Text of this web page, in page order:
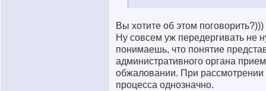
Вы хотите об этом поговорить?)))
Ну совсем уж передергивать не
понимаешь, что понятие
административного органа
обжаловании. При рассмотрении
процесса однозначно.